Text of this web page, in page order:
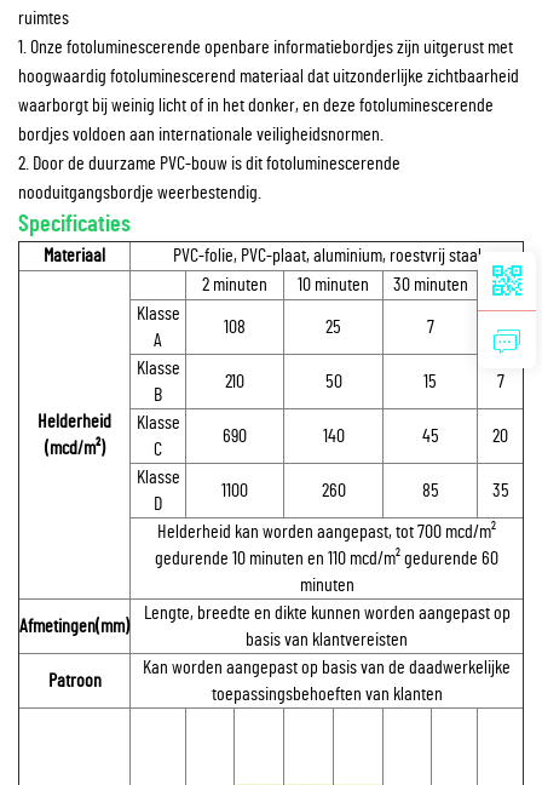
ruimtes
1. Onze fotoluminescerende openbare informatiebordjes zijn uitgerust met
hoogwaardig fotoluminescerend materiaal dat uitzonderlijke zichtbaarheid
waarborgt bij weinig licht of in het donker, en deze fotoluminescerende
bordjes voldoen aan internationale veiligheidsnormen.
2. Door de duurzame PVC-bouw is dit fotoluminescerende
nooduitgangsbordje weerbestendig.
Specificaties
Materiaal PVC-folie, PVC-plaat, aluminium, roestvrij staal
Helderheid
(mcd/m²)
2 minuten 10 minuten 30 minuten
60 min
Klasse
A
108 25 7 3
Klasse
B
210 50 15 7
Klasse
C
690 140 45 20
Klasse
D
1100 260 85 35
Helderheid kan worden aangepast, tot 700 mcd/m²
gedurende 10 minuten en 110 mcd/m² gedurende 60
minuten
Afmetingen(mm)
Lengte, breedte en dikte kunnen worden aangepast op
basis van klantvereisten
Patroon
Kan worden aangepast op basis van de daadwerkelijke
toepassingsbehoeften van klanten